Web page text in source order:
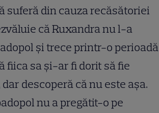
suferă din cauza recăsătoriei
că Ruxandra nu l-a
și trece printr-o perioadă
fiica sa și-ar fi dorit să fie
descoperă că nu este așa.
nu a pregătit-o pe